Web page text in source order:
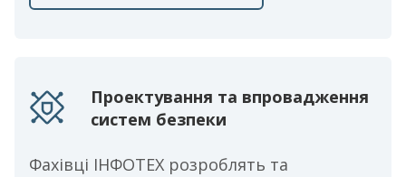
Проектування та впровадження
систем безпеки
Фахівці ІНФОТЕХ розроблять та